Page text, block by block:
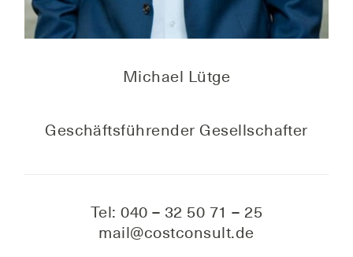
Micha­el Lütge
Geschäfts­füh­ren­der Gesellschafter
Tel: 040 – 32 50 71 – 25
mail@costconsult.de